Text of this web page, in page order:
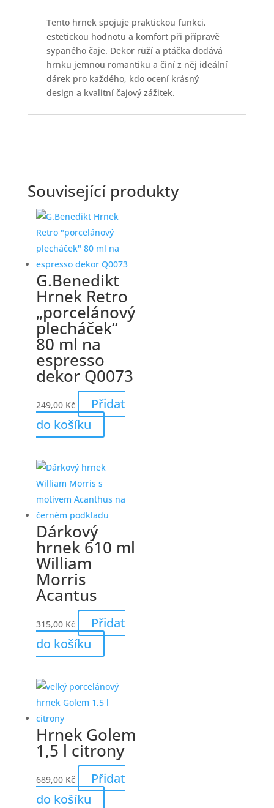
Tento hrnek spojuje praktickou funkci,
estetickou hodnotu a komfort při přípravě
sypaného čaje. Dekor růží a ptáčka dodává
hrnku jemnou romantiku a činí z něj ideální
dárek pro každého, kdo ocení krásný
design a kvalitní čajový zážitek.
Související produkty
G.Benedikt
Hrnek Retro
„porcelánový
plecháček“
80 ml na
espresso
dekor Q0073
249,00 Kč
Přidat
do košíku
Dárkový
hrnek 610 ml
William
Morris
Acantus
315,00 Kč
Přidat
do košíku
Hrnek Golem
1,5 l citrony
689,00 Kč
Přidat
do košíku